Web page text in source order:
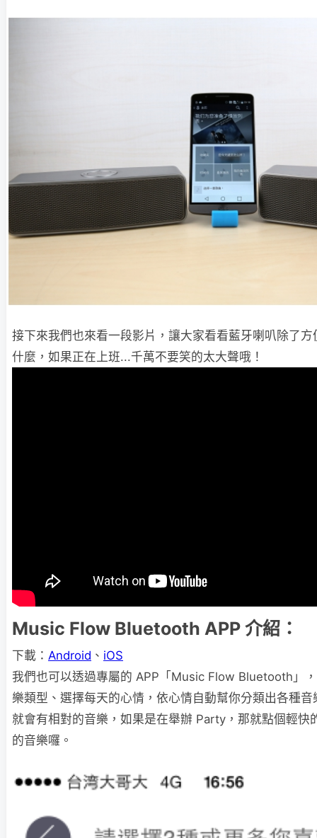
接下來我們也來看一段影片，讓大家看看藍牙喇叭除了
什麼，如果正在上班...千萬不要笑的太大聲哦！
Music Flow Bluetooth APP 介紹：
下載： Android 、 iOS
我們也可以透過專屬的 APP「Music Flow Bluetooth」
樂類型、選擇每天的心情，依心情自動幫你分類出各種
就會有相對的音樂，如果是在舉辦 Party，那就點個輕快
的音樂囉。